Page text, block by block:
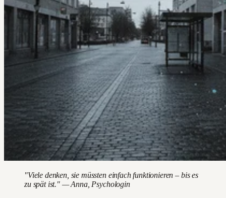
"Viele denken, sie müssten einfach funktionieren – bis es
zu spät ist." — Anna, Psychologin